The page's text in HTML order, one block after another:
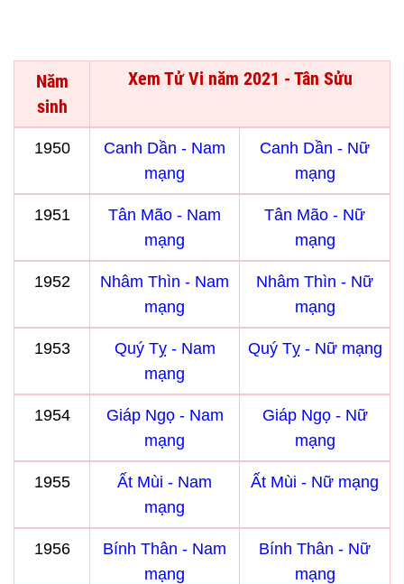
Năm
sinh
Xem Tử Vi năm 2021 - Tân Sửu
1950
Canh Dần - Nam
mạng
Canh Dần - Nữ
mạng
1951
Tân Mão - Nam
mạng
Tân Mão - Nữ
mạng
1952
Nhâm Thìn - Nam
mạng
Nhâm Thìn - Nữ
mạng
1953
Quý Tỵ - Nam
mạng
Quý Tỵ - Nữ mạng
1954
Giáp Ngọ - Nam
mạng
Giáp Ngọ - Nữ
mạng
1955
Ất Mùi - Nam
mạng
Ất Mùi - Nữ mạng
1956
Bính Thân - Nam
mạng
Bính Thân - Nữ
mạng